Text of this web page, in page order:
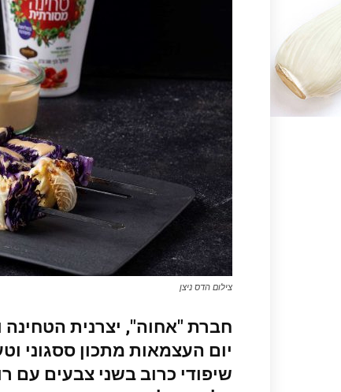
צילום הדס ניצן
חברת "אחוה", יצרנית
יום העצמאות מתכון ססגוני
שיפודי כרוב בשני צבעים עם